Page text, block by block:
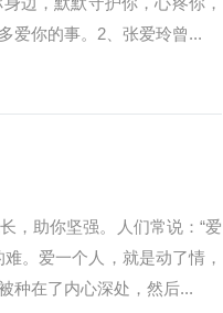
爱你的事。2、张爱玲曾...
，助你坚强。人们常说：“爱
。爱一个人，就是动了情，
种在了内心深处，然后...